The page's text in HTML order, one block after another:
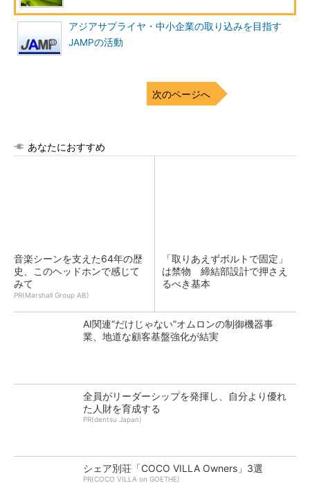
アジアサプライヤ・中小企業の取り込みを目指す
JAMPの活動
次のページへ
あなたにおすすめ
音楽シーンを支えた64年の歴
史、このヘッドホンで感じて
みて
PR(Marshall Group AB)
「取りあえずボルトで固定」
は禁物 締結部設計で押さえ
るべき基本
AI関連“だけじゃない”オムロンの制御機器事
業、地道な顧客基盤強化が結実
全員がリーダーシップを発揮し、自分より優れ
た人財を育成する
PR(dentsu Japan)
シェア別荘「COCO VILLA Owners」3選
PR(COCO VILLA on GOETHE)